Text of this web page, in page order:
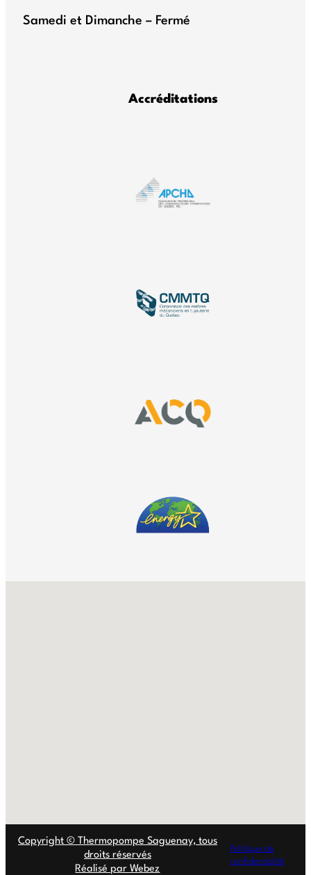
Samedi et Dimanche – Fermé
Accréditations
Copyright © Thermopompe Saguenay, tous
droits réservés
Réalisé par Webez
Politique de
confidentialité